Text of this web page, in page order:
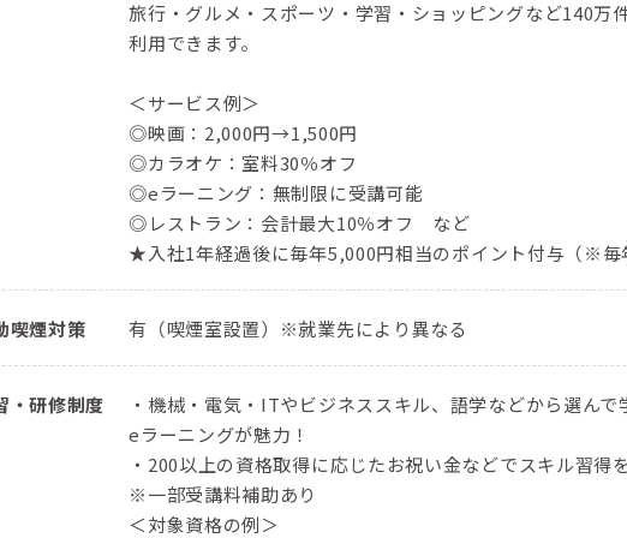
旅行・グルメ・スポーツ・学習・ショッピングなど140万
利用できます。
＜サービス例＞
◎映画：2,000円→1,500円
◎カラオケ：室料30％オフ
◎eラーニング：無制限に受講可能
◎レストラン：会計最大10％オフ など
★入社1年経過後に毎年5,000円相当のポイント付与（※毎
喫煙対策 有（喫煙室設置）※就業先により異なる
・研修制度
・機械・電気・ITやビジネススキル、語学などから選ん
eラーニングが魅力！
・200以上の資格取得に応じたお祝い金などでスキル習得
※一部受講料補助あり
＜対象資格の例＞